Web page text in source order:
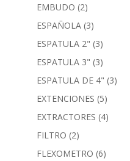
EMBUDO (2)
ESPAÑOLA (3)
ESPATULA 2" (3)
ESPATULA 3" (3)
ESPATULA DE 4" (3)
EXTENCIONES (5)
EXTRACTORES (4)
FILTRO (2)
FLEXOMETRO (6)